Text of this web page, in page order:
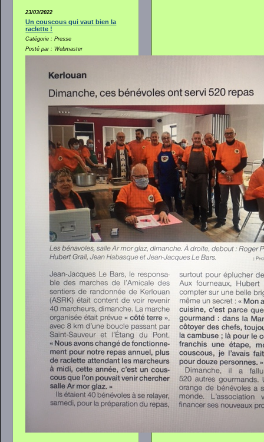
23/03/2022
Un couscous qui vaut bien la
raclette !
Catégorie : Presse
Posté par : Webmaster